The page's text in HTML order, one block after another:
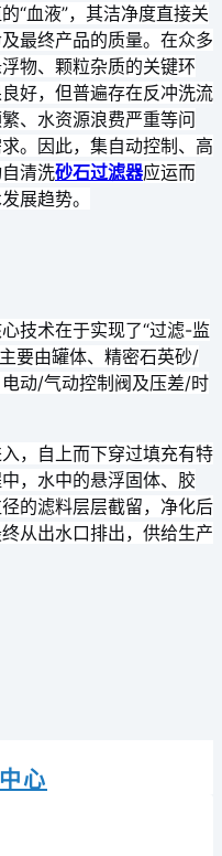
“血液”，其洁净度直接关
最终产品的质量。在众多
物、颗粒杂质的关键环
好，但普遍存在反冲洗流
、水资源浪费严重等问
。因此，集自动控制、高
清洗砂石过滤器应运而
展趋势。
技术在于实现了“过滤-监
要由罐体、精密石英砂/
动/气动控制阀及压差/时
，自上而下穿过填充有特
，水中的悬浮固体、胶
的滤料层层截留，净化后
从出水口排出，供给生产
心